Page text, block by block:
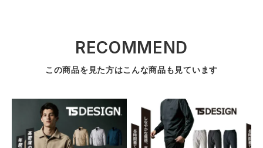
RECOMMEND
この商品を見た方はこんな商品も見ています